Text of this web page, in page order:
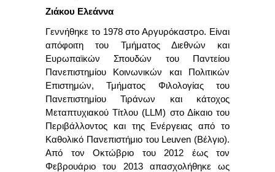
Ζιάκου Ελεάννα
Γεννήθηκε το 1978 στο Αργυρόκαστρο. Είναι
απόφοιτη του Τμήματος Διεθνών και
Ευρωπαϊκών Σπουδών του Παντείου
Πανεπιστημίου Κοινωνικών και Πολιτικών
Επιστημών, Τμήματος Φιλολογίας του
Πανεπιστημίου Τιράνων και κάτοχος
Μεταπτυχιακού Τίτλου (LLM) στο Δίκαιο του
Περιβάλλοντος και της Ενέργειας από το
Καθολικό Πανεπιστήμιο του Leuven (Βέλγιο).
Από τον Οκτώβριο του 2012 έως τον
Φεβρουάριο του 2013 απασχολήθηκε ως